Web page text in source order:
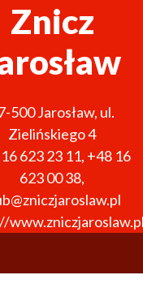
Znicz
500Jarosław, ul.
Zielińskiego 4
623 23 11, +48 16
623 00 38,